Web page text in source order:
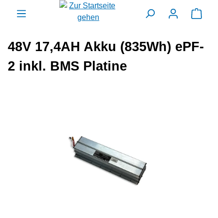
springen
48V 17,4AH Akku (835Wh) ePF-
2 inkl. BMS Platine